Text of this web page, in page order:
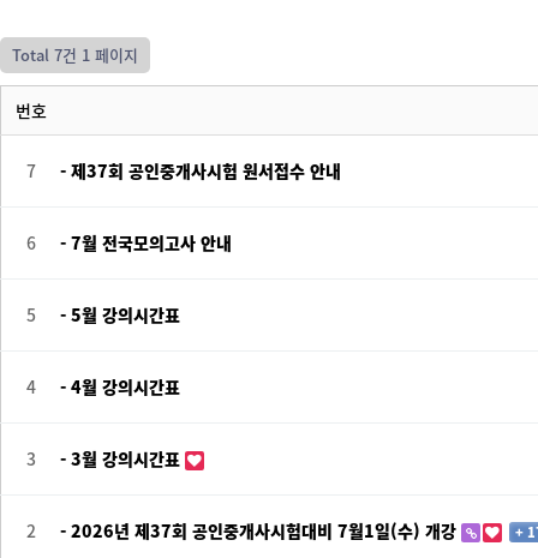
Total 7건 1 페이지
번호
7 - 제37회 공인중개사시험 원서접수 안내
6 - 7월 전국모의고사 안내
5 - 5월 강의시간표
4 - 4월 강의시간표
3 - 3월 강의시간표
2 - 2026년 제37회 공인중개사시험대비 7월1일(수) 개강 +